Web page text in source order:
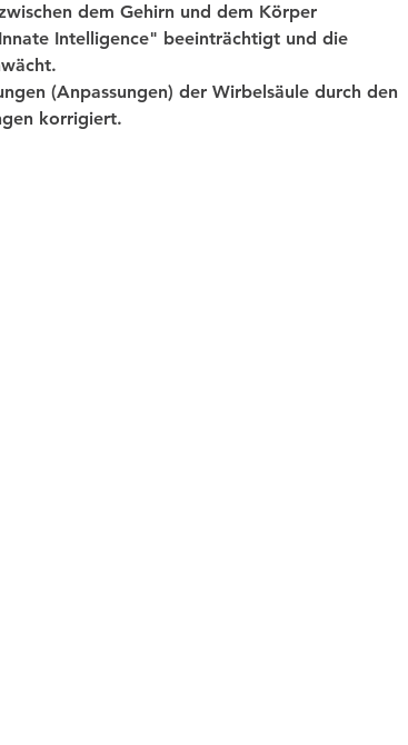
dem Gehirn und dem Körper
Intelligence" beeinträchtigt und die
(Anpassungen) der Wirbelsäule durch den
korrigiert.